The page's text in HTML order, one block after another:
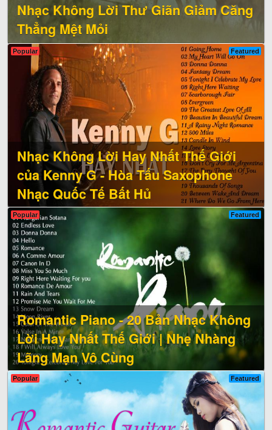
Nhạc Không Lời Thư Giãn Giảm Căng
Thẳng Mệt Mỏi
Popular Featured
Nhạc Không Lời Hay Nhất Thế Giới
của Kenny G - Hòa Tấu Saxophone
Nhạc Quốc Tế Bất Hủ
Popular Featured
Romantic Piano - 20 Bản Nhạc Không
Lời Hay Nhất Thế Giới | Nhẹ Nhàng
Lãng Mạn Vô Cùng
Popular Featured